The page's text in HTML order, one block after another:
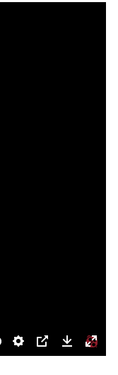
Settings
PIP Download
Enter